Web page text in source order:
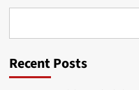
Recent Posts